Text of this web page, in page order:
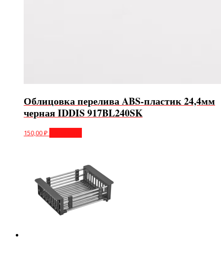
Облицовка перелива ABS-пластик 24,4мм
черная IDDIS 917BL240SK
150,00₽